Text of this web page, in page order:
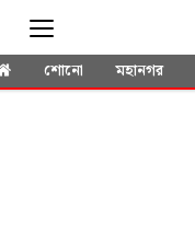
শোনো মহানগর